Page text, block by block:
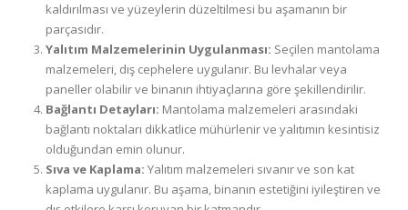
kaldırılması ve yüzeylerin düzeltilmesi bu aşamanın bir
parçasıdır.
Yalıtım Malzemelerinin Uygulanması: Seçilen mantolama
malzemeleri, dış cephelere uygulanır. Bu levhalar veya
paneller olabilir ve binanın ihtiyaçlarına göre şekillendirilir.
Bağlantı Detayları: Mantolama malzemeleri arasındaki
bağlantı noktaları dikkatlice mühürlenir ve yalıtımın kesintisiz
olduğundan emin olunur.
Sıva ve Kaplama: Yalıtım malzemeleri sıvanır ve son kat
kaplama uygulanır. Bu aşama, binanın estetiğini iyileştiren ve